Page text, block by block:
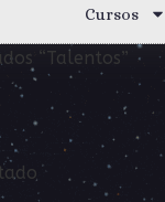
Cursos
“Talentos”